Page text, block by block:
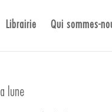
Librairie Qui sommes-
lune